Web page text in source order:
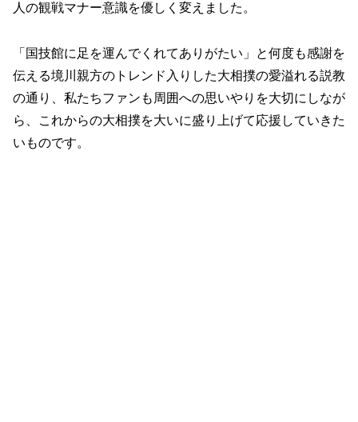
人の観戦マナー意識を優しく変えました。
「国技館に足を運んでくれてありがたい」と何度も感謝を
伝える境川親方のトレンド入りした大相撲の愛溢れる説教
の通り、私たちファンも周囲への思いやりを大切にしなが
ら、これからの大相撲を大いに盛り上げて応援していきた
いものです。